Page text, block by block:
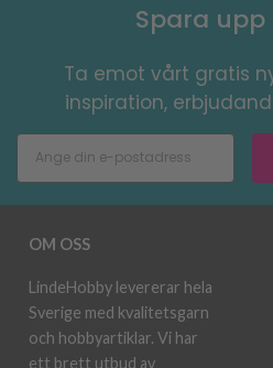
Spara upp
Ta emot vårt gratis
inspiration,
OM OSS
LindeHobby levererar hela
Sverige med kvalitetsgarn
och hobbyartiklar. Vi har
ett brett utbud av